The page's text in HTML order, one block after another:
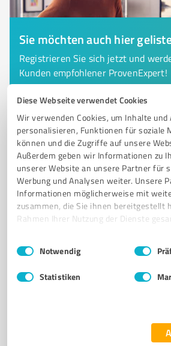
Diese Webseite verwendet Cookies
Wir verwenden Cookies, um Inhalte und
personalisieren, Funktionen für soziale
können und die Zugriffe auf unsere
Außerdem geben wir Informationen zu
unserer Website an unsere Partner für
Werbung und Analysen weiter. Unsere
Informationen möglicherweise mit
zusammen, die Sie ihnen bereitgestellt
Rahmen Ihrer Nutzung der Dienste
Impressum Datenschutzbestimmungen
Einwilligungsauswahl
Notwendig
Statistiken
Sie möchten auch hier
Registrieren Sie sich jetzt und
Kunden empfohlener ProvenExpert!
6 Immobilienvermittlung
Heinke Immobilien GmbH
Heinke Immobilien - Ihr
Hausverwalter in Friedrichshafen
IMMOBILIENMAKLER HAUSVERWALTER
VERKAUF VERMIETUNG FRIEDRICHSHAFEN
KUNDENBEWERTUNGEN IMMOBILIENANGEBOTE
Zeppelinstraße 301, 88048
4,50 / 5,00